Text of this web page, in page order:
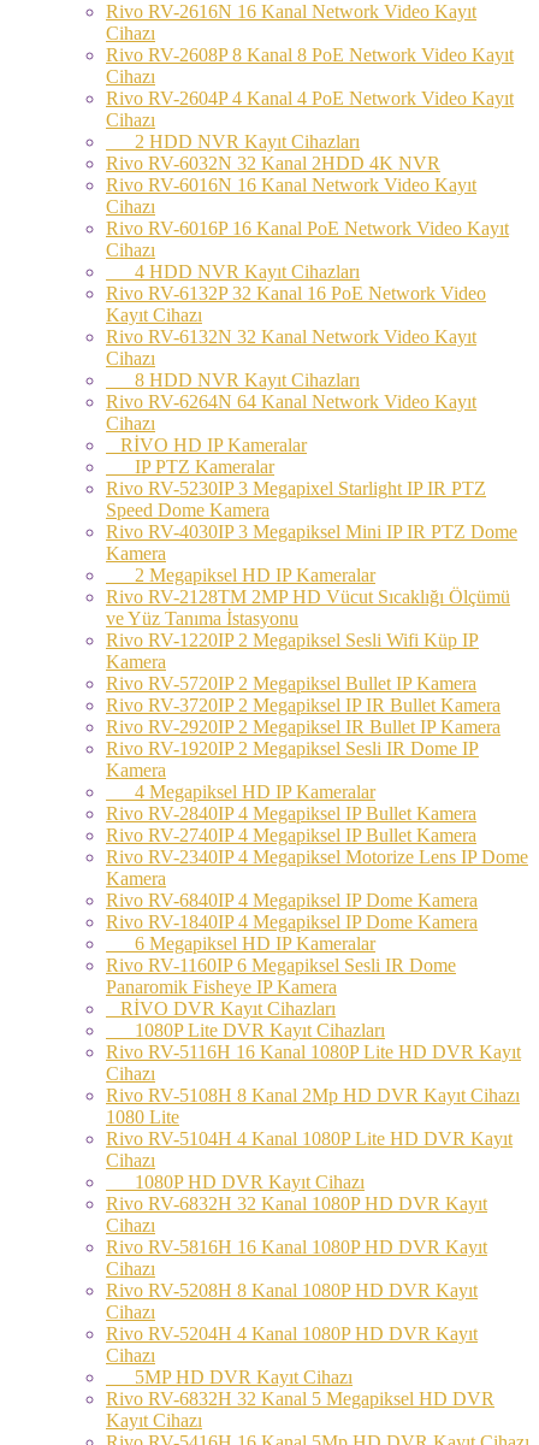
Rivo RV-2616N 16 Kanal Network Video Kayıt
Cihazı
Rivo RV-2608P 8 Kanal 8 PoE Network Video Kayıt
Cihazı
Rivo RV-2604P 4 Kanal 4 PoE Network Video Kayıt
Cihazı
2 HDD NVR Kayıt Cihazları
Rivo RV-6032N 32 Kanal 2HDD 4K NVR
Rivo RV-6016N 16 Kanal Network Video Kayıt
Cihazı
Rivo RV-6016P 16 Kanal PoE Network Video Kayıt
Cihazı
4 HDD NVR Kayıt Cihazları
Rivo RV-6132P 32 Kanal 16 PoE Network Video
Kayıt Cihazı
Rivo RV-6132N 32 Kanal Network Video Kayıt
Cihazı
8 HDD NVR Kayıt Cihazları
Rivo RV-6264N 64 Kanal Network Video Kayıt
Cihazı
RİVO HD IP Kameralar
IP PTZ Kameralar
Rivo RV-5230IP 3 Megapixel Starlight IP IR PTZ
Speed Dome Kamera
Rivo RV-4030IP 3 Megapiksel Mini IP IR PTZ Dome
Kamera
2 Megapiksel HD IP Kameralar
Rivo RV-2128TM 2MP HD Vücut Sıcaklığı Ölçümü
ve Yüz Tanıma İstasyonu
Rivo RV-1220IP 2 Megapiksel Sesli Wifi Küp IP
Kamera
Rivo RV-5720IP 2 Megapiksel Bullet IP Kamera
Rivo RV-3720IP 2 Megapiksel IP IR Bullet Kamera
Rivo RV-2920IP 2 Megapiksel IR Bullet IP Kamera
Rivo RV-1920IP 2 Megapiksel Sesli IR Dome IP
Kamera
4 Megapiksel HD IP Kameralar
Rivo RV-2840IP 4 Megapiksel IP Bullet Kamera
Rivo RV-2740IP 4 Megapiksel IP Bullet Kamera
Rivo RV-2340IP 4 Megapiksel Motorize Lens IP Dome
Kamera
Rivo RV-6840IP 4 Megapiksel IP Dome Kamera
Rivo RV-1840IP 4 Megapiksel IP Dome Kamera
6 Megapiksel HD IP Kameralar
Rivo RV-1160IP 6 Megapiksel Sesli IR Dome
Panaromik Fisheye IP Kamera
RİVO DVR Kayıt Cihazları
1080P Lite DVR Kayıt Cihazları
Rivo RV-5116H 16 Kanal 1080P Lite HD DVR Kayıt
Cihazı
Rivo RV-5108H 8 Kanal 2Mp HD DVR Kayıt Cihazı
1080 Lite
Rivo RV-5104H 4 Kanal 1080P Lite HD DVR Kayıt
Cihazı
1080P HD DVR Kayıt Cihazı
Rivo RV-6832H 32 Kanal 1080P HD DVR Kayıt
Cihazı
Rivo RV-5816H 16 Kanal 1080P HD DVR Kayıt
Cihazı
Rivo RV-5208H 8 Kanal 1080P HD DVR Kayıt
Cihazı
Rivo RV-5204H 4 Kanal 1080P HD DVR Kayıt
Cihazı
5MP HD DVR Kayıt Cihazı
Rivo RV-6832H 32 Kanal 5 Megapiksel HD DVR
Kayıt Cihazı